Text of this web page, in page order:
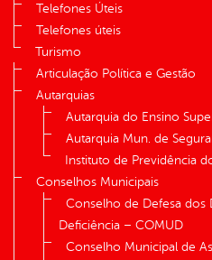
Telefones Úteis
Telefones úteis
Turismo
Articulação Política e Gestão
Autarquias
Autarquia do Ensino
Autarquia Mun. de
Instituto de Previdência
Conselhos Municipais
Conselho de Defesa dos
Deficiência – COMUD
Conselho Municipal de